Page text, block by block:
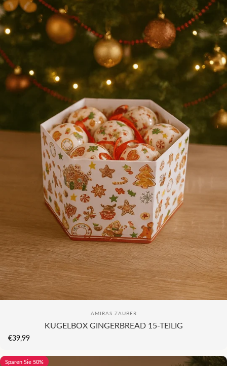
Anbieter:
AMIRAS ZAUBER
KUGELBOX GINGERBREAD 15-TEILIG
€39,99
Sparen Sie 50%